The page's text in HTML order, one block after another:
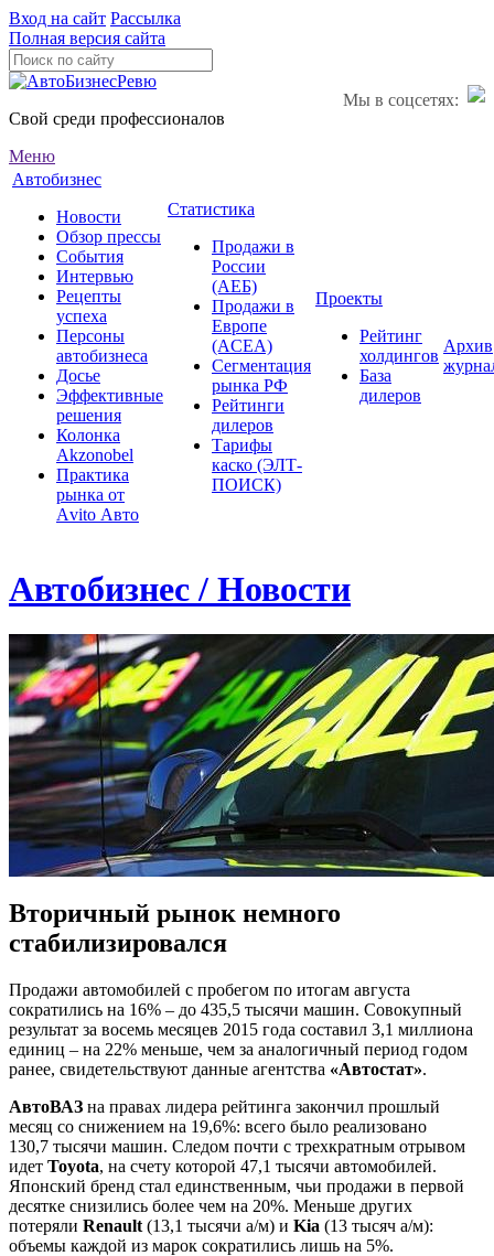
Вход на сайт Рассылка
Полная версия сайта
Мы в соцсетях:
Свой среди профессионалов
Меню
Автобизнес
Новости
Обзор прессы
События
Интервью
Рецепты
успеха
Персоны
автобизнеса
Досье
Эффективные
решения
Колонка
Akzonobel
Практика
рынка от
Аvito Авто
Статистика
Продажи в
России
(АЕБ)
Продажи в
Европе
(ACEA)
Сегментация
рынка РФ
Рейтинги
дилеров
Тарифы
каско (ЭЛТ-
ПОИСК)
Проекты
Рейтинг
холдингов
База
дилеров
Архив
Автобизнес / Новости
Вторичный рынок немного
стабилизировался
Продажи автомобилей с пробегом по итогам августа
сократились на 16% – до 435,5 тысячи машин. Совокупный
результат за восемь месяцев 2015 года составил 3,1 миллиона
единиц – на 22% меньше, чем за аналогичный период годом
ранее, свидетельствуют данные агентства «Автостат».
АвтоВАЗ на правах лидера рейтинга закончил прошлый
месяц со снижением на 19,6%: всего было реализовано
130,7 тысячи машин. Следом почти с трехкратным отрывом
идет Toyota, на счету которой 47,1 тысячи автомобилей.
Японский бренд стал единственным, чьи продажи в первой
десятке снизились более чем на 20%. Меньше других
потеряли Renault (13,1 тысячи а/м) и Kia (13 тысяч а/м):
объемы каждой из марок сократились лишь на 5%.